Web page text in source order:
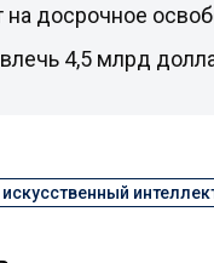
на досрочное
4,5 млрд
искусственный